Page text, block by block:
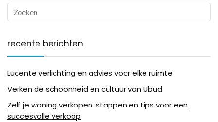
recente berichten
Lucente verlichting en advies voor elke ruimte
Verken de schoonheid en cultuur van Ubud
Zelf je woning verkopen: stappen en tips voor een
succesvolle verkoop